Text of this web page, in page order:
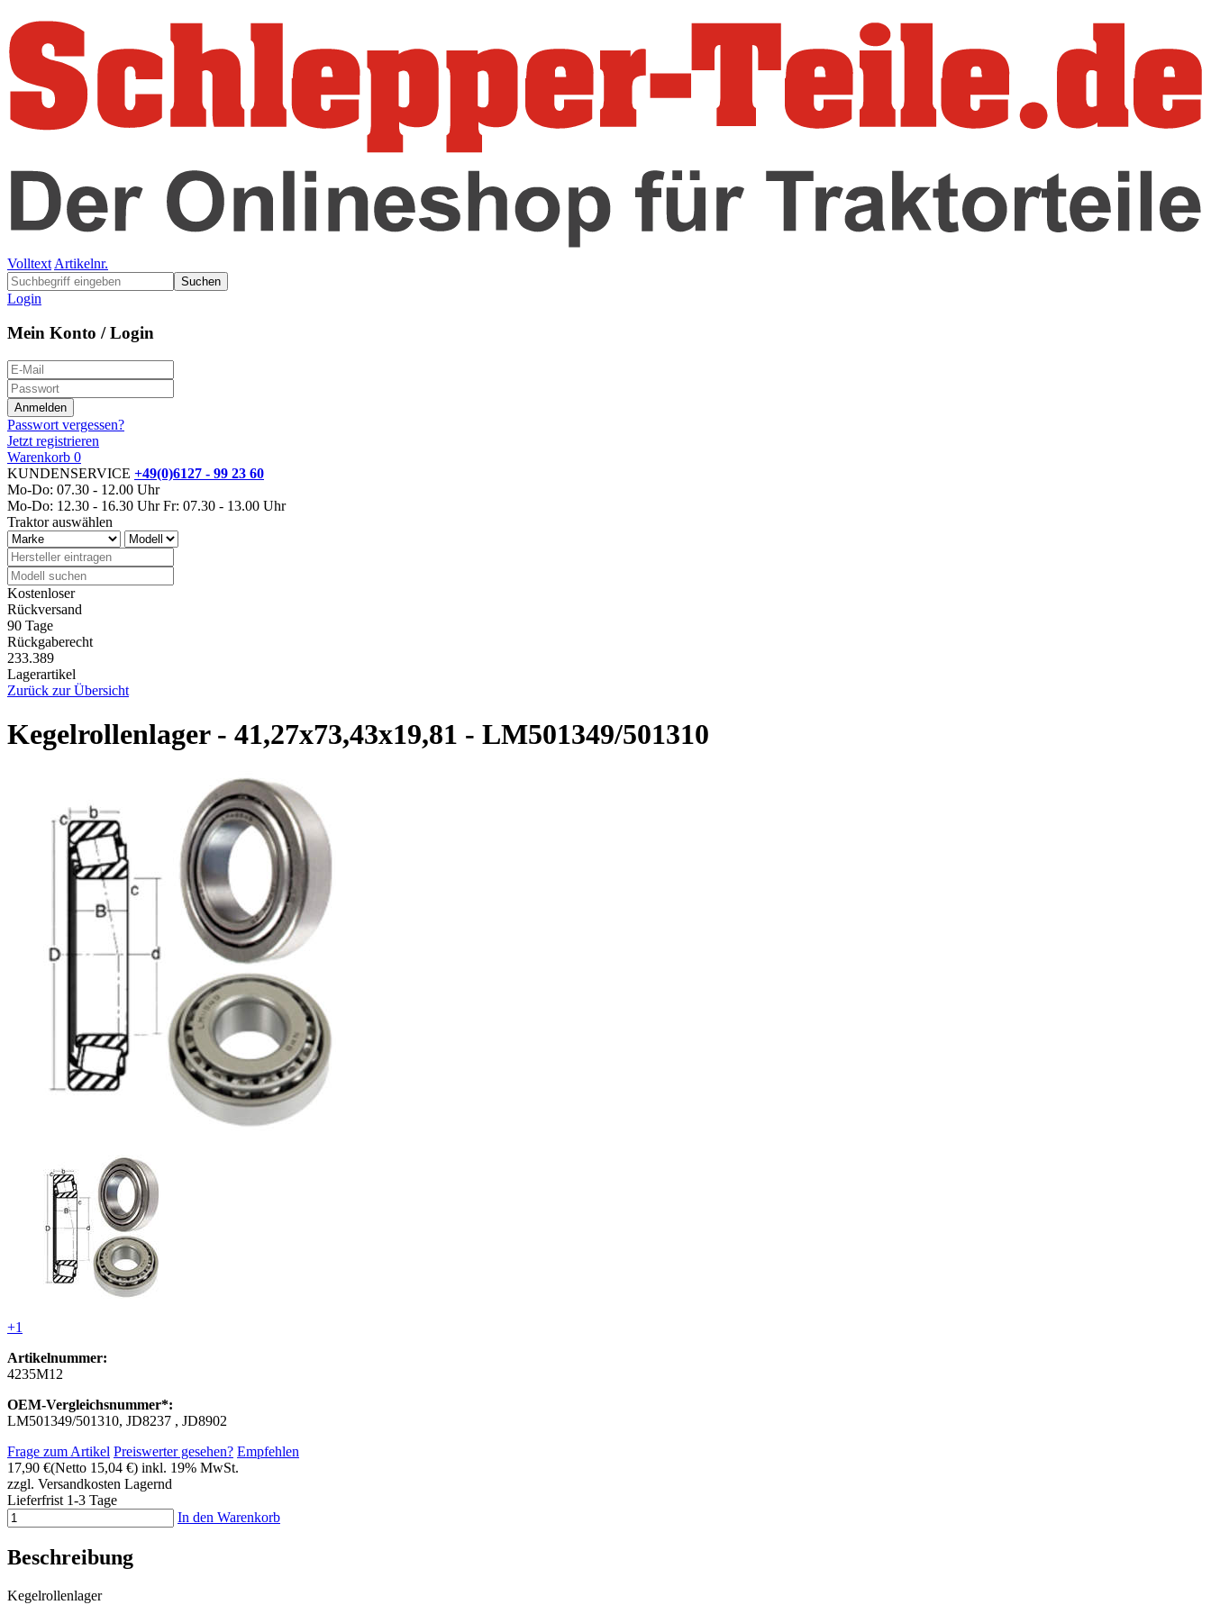
Volltext Artikelnr.
Suchen
Login
Mein Konto / Login
Passwort vergessen?
Jetzt registrieren
Warenkorb 0
KUNDENSERVICE +49(0)6127 - 99 23 60
Mo-Do: 07.30 - 12.00 Uhr
Mo-Do: 12.30 - 16.30 Uhr Fr: 07.30 - 13.00 Uhr
Traktor auswählen
Kostenloser
Rückversand
90 Tage
Rückgaberecht
233.389
Lagerartikel
Zurück zur Übersicht
Kegelrollenlager - 41,27x73,43x19,81 - LM501349/501310
+1
Artikelnummer:
4235M12
OEM-Vergleichsnummer*:
LM501349/501310, JD8237 , JD8902
Frage zum Artikel Preiswerter gesehen? Empfehlen
17,90 €(Netto 15,04 €) inkl. 19% MwSt.
zzgl. Versandkosten Lagernd
Lieferfrist 1-3 Tage
In den Warenkorb
Beschreibung
Kegelrollenlager